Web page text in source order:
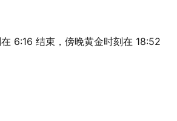
6:16 结束，傍晚黄金时刻在 18:52